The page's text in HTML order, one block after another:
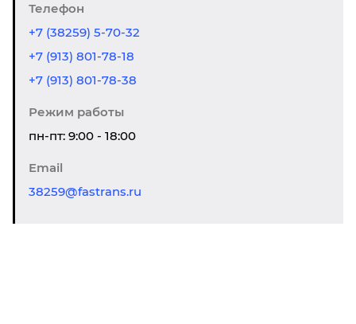
Телефон
+7 (38259) 5-70-32
+7 (913) 801-78-18
+7 (913) 801-78-38
Режим работы
пн-пт: 9:00 - 18:00
Email
38259@fastrans.ru